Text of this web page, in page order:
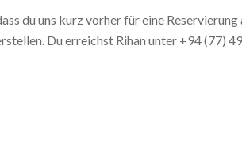
du uns kurz vorher für eine Reservierung
Du erreichst Rihan unter +94 (77)